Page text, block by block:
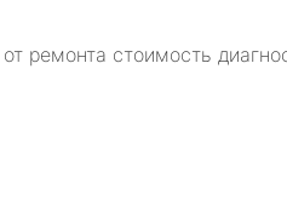
ремонта стоимость